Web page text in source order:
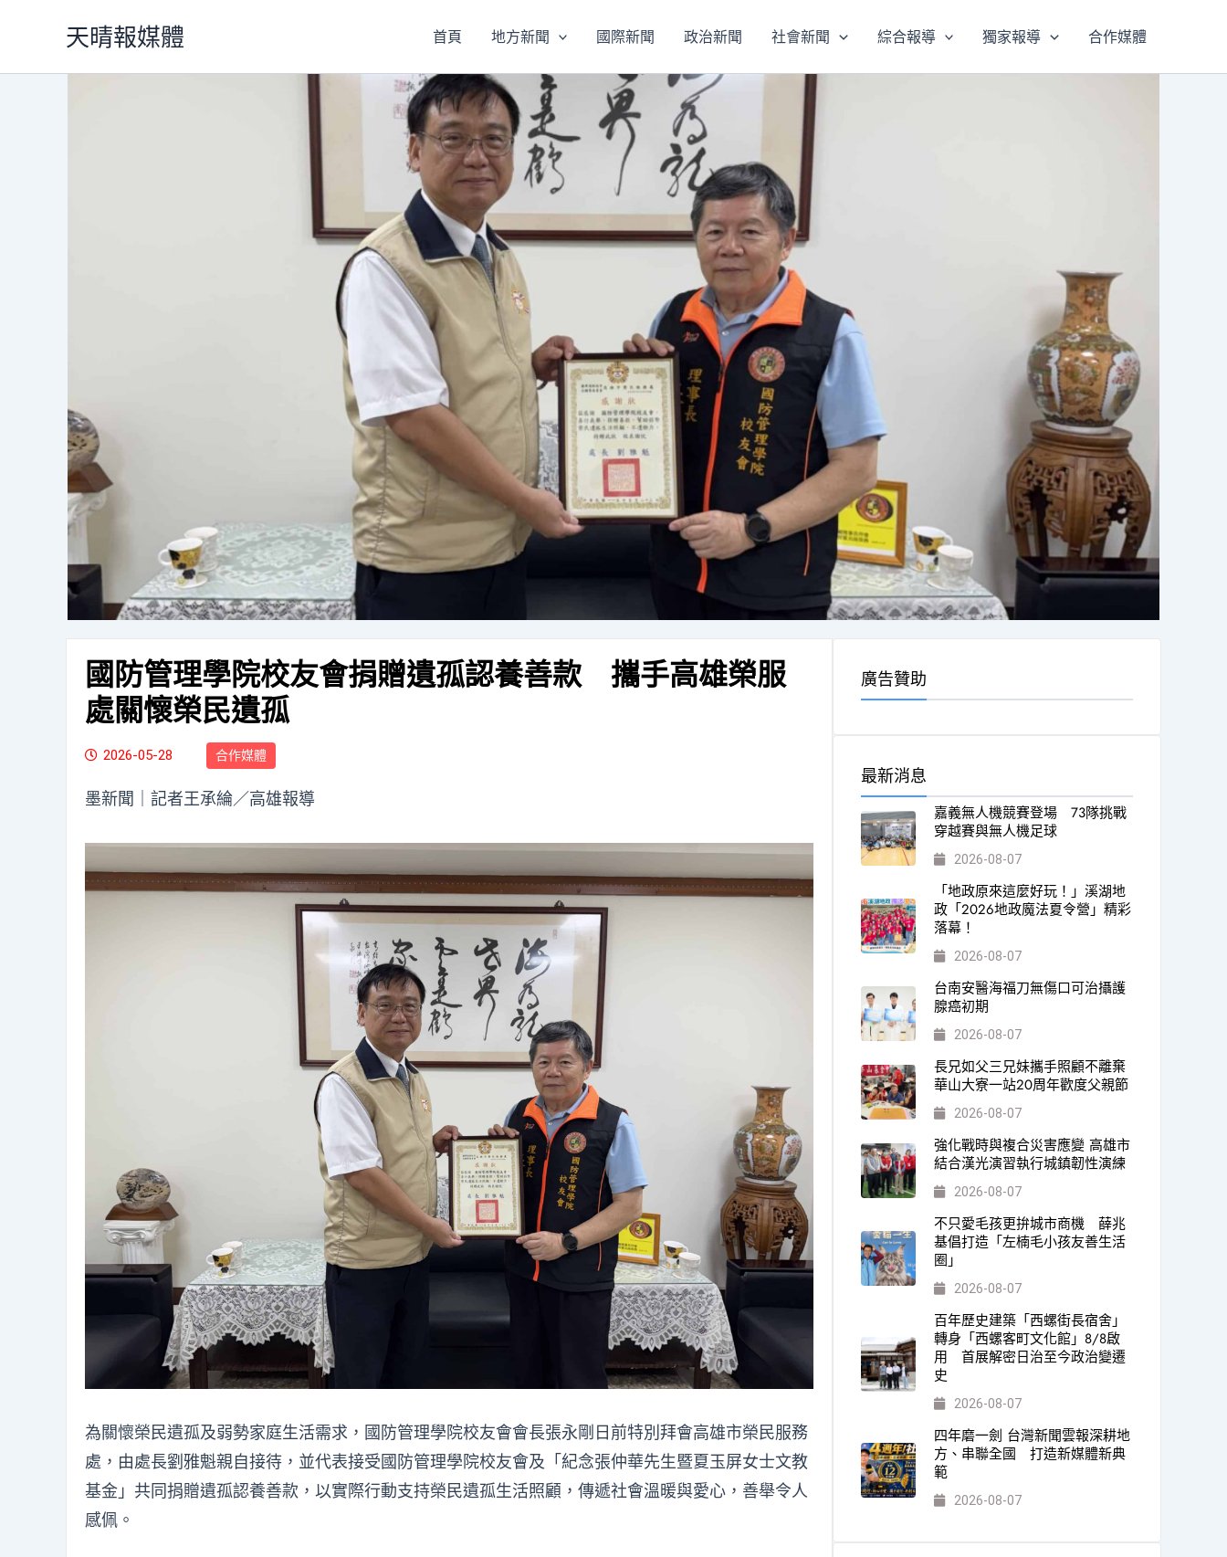
天晴報媒體 首頁 地方新聞 國際新聞 政治新聞 社會新聞 綜合報導 獨家報導 合作媒體
國防管理學院校友會捐贈遺孤認養善款 攜手高雄榮服
處關懷榮民遺孤
2026-05-28 合作媒體
墨新聞 ｜記者王承綸／高雄報導
為關懷榮民遺孤及弱勢家庭生活需求，國防管理學院校友會會長張永剛日前特別拜會高雄市榮民服務
處，由處長劉雅魁親自接待，並代表接受國防管理學院校友會及「紀念張仲華先生暨夏玉屏女士文教
基金」共同捐贈遺孤認養善款，以實際行動支持榮民遺孤生活照顧，傳遞社會溫暖與愛心，善舉令人
感佩。
廣告贊助
最新消息
嘉義無人機競賽登場 73隊挑戰
穿越賽與無人機足球
2026-08-07
「地政原來這麼好玩！」溪湖地
政「2026地政魔法夏令營」精彩
落幕！
2026-08-07
台南安醫海福刀無傷口可治攝護
腺癌初期
2026-08-07
長兄如父三兄妹攜手照顧不離棄
華山大寮一站20周年歡度父親節
2026-08-07
強化戰時與複合災害應變 高雄市
結合漢光演習執行城鎮韌性演練
2026-08-07
不只愛毛孩更拚城市商機 薛兆
基倡打造「左楠毛小孩友善生活
圈」
2026-08-07
百年歷史建築「西螺街長宿舍」
轉身「西螺客町文化館」8/8啟
用 首展解密日治至今政治變遷
史
2026-08-07
四年磨一劍 台灣新聞雲報深耕地
方、串聯全國 打造新媒體新典
範
2026-08-07